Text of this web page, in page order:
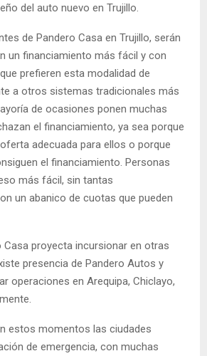
del auto nuevo en Trujillo.
de Pandero Casa en Trujillo, serán
un financiamiento más fácil y con
prefieren esta modalidad de
a otros sistemas tradicionales más
de ocasiones ponen muchas
el financiamiento, ya sea porque
adecuada para ellos o porque
el financiamiento. Personas
más fácil, sin tantas
un abanico de cuotas que pueden
Casa proyecta incursionar en otras
presencia de Pandero Autos y
operaciones en Arequipa, Chiclayo,
estos momentos las ciudades
de emergencia, con muchas